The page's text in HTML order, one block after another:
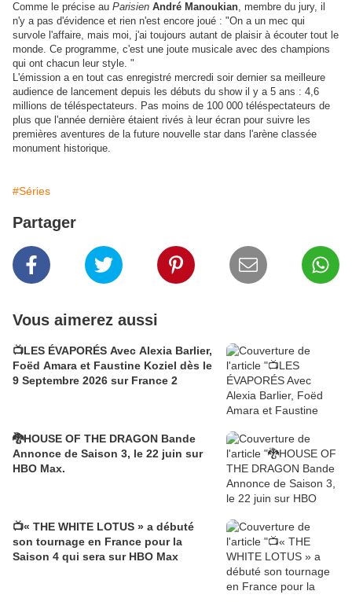
Comme le précise au Parisien André Manoukian, membre du jury, il
n'y a pas d'évidence et rien n'est encore joué : "On a un mec qui
survole l'affaire, mais moi, j'ai toujours autant de plaisir à écouter tout le
monde. Ce programme, c'est une joute musicale avec des champions
qui ont chacun leur style. "
L'émission a en tout cas enregistré mercredi soir dernier sa meilleure
audience de lancement depuis les débuts du show il y a 5 ans : 4,6
millions de téléspectateurs. Pas moins de 100 000 téléspectateurs de
plus que l'année dernière étaient rivés à leur écran pour suivre les
premières aventures de la future nouvelle star dans l'arène classée
monument historique.
#Séries
Partager
Vous aimerez aussi
📺LES ÉVAPORÉS Avec Alexia Barlier,
Foëd Amara et Faustine Koziel dès le
9 Septembre 2026 sur France 2
🐉HOUSE OF THE DRAGON Bande
Annonce de Saison 3, le 22 juin sur
HBO Max.
📺« THE WHITE LOTUS » a débuté
son tournage en France pour la
Saison 4 qui sera sur HBO Max